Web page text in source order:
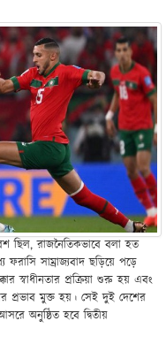
ছিল, রাজনৈতিকভাবে বলা হত
সাম্রাজ্যবাদ ছড়িয়ে পড়ে
স্বাধীনতার প্রক্রিয়া শুরু হয় এবং
প্রভাব মুক্ত হয়। সেই দুই দেশের
অনুষ্ঠিত হবে দ্বিতীয়